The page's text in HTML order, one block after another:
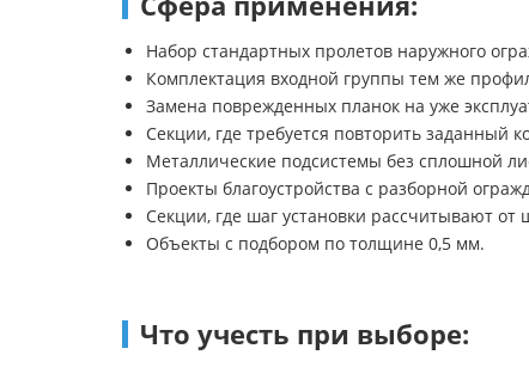
Набор стандартных пролетов наружного
Комплектация входной группы тем же
Замена поврежденных планок на уже
Секции, где требуется повторить заданный
Металлические подсистемы без сплошной
Проекты благоустройства с разборной
Секции, где шаг установки рассчитывают
Объекты с подбором по толщине 0,5 мм.
Что учесть при выборе: